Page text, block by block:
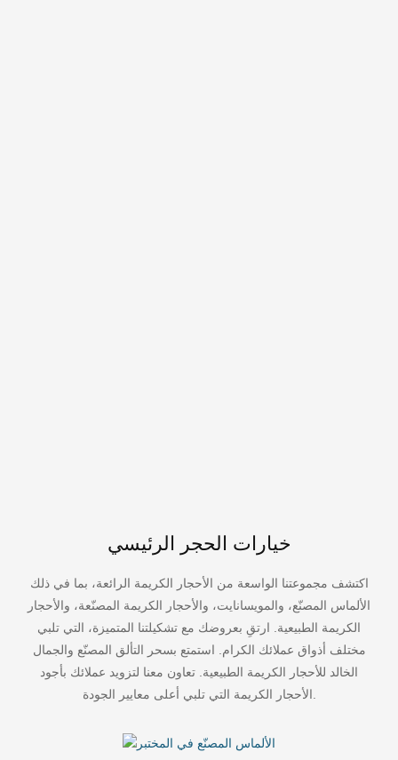
خيارات الحجر الرئيسي
اكتشف مجموعتنا الواسعة من الأحجار الكريمة الرائعة، بما في ذلك
الألماس المصنّع، والمويسانايت، والأحجار الكريمة المصنّعة، والأحجار
الكريمة الطبيعية. ارتقِ بعروضك مع تشكيلتنا المتميزة، التي تلبي
مختلف أذواق عملائك الكرام. استمتع بسحر التألق المصنّع والجمال
الخالد للأحجار الكريمة الطبيعية. تعاون معنا لتزويد عملائك بأجود